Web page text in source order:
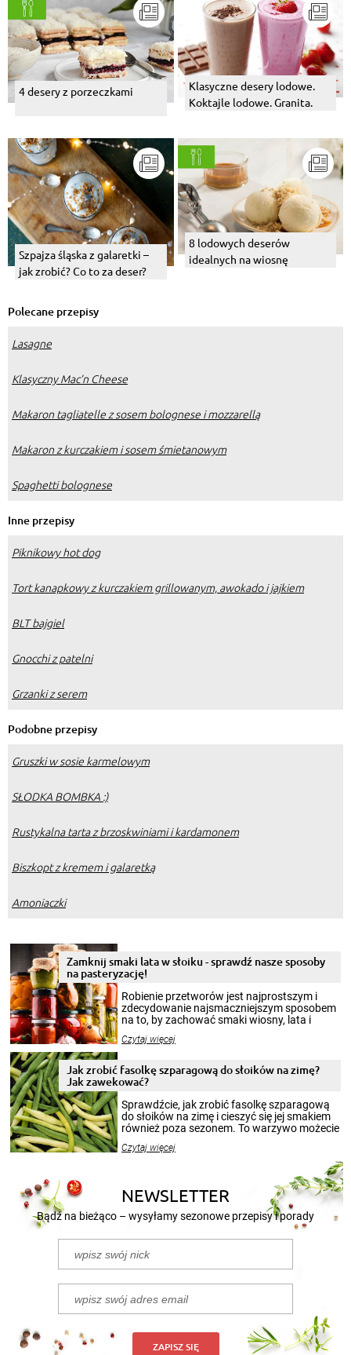
4 desery z porzeczkami
Klasyczne desery lodowe.
Koktajle lodowe. Granita.
Szpajza śląska z galaretki –
jak zrobić? Co to za deser?
8 lodowych deserów
idealnych na wiosnę
Polecane przepisy
Lasagne
Klasyczny Mac’n Cheese
Makaron tagliatelle z sosem bolognese i mozzarellą
Makaron z kurczakiem i sosem śmietanowym
Spaghetti bolognese
Inne przepisy
Piknikowy hot dog
Tort kanapkowy z kurczakiem grillowanym, awokado i jajkiem
BLT bajgiel
Gnocchi z patelni
Grzanki z serem
Podobne przepisy
Gruszki w sosie karmelowym
SŁODKA BOMBKA :)
Rustykalna tarta z brzoskwiniami i kardamonem
Biszkopt z kremem i galaretką
Amoniaczki
Zamknij smaki lata w słoiku - sprawdź nasze sposoby
na pasteryzację!
Robienie przetworów jest najprostszym i
zdecydowanie najsmaczniejszym sposobem
na to, by zachować smaki wiosny, lata i
krajobrazów, by cieszyć nimi oko w sezonie
pełni poczuć atmosferę cieplejszych
miesięcy. Przygotowanie słoików ze
patenty, które pozwolą zachować świeżość
przetworów.
Czytaj więcej
Jak zrobić fasolkę szparagową do słoików na zimę?
Jak zawekować?
Sprawdźcie, jak zrobić fasolkę szparagową
do słoików na zimę i cieszyć się jej smakiem
również poza sezonem. To warzywo możecie
nasze propozycje!
Czytaj więcej
NEWSLETTER
Bądź na bieżąco – wysyłamy sezonowe przepisy i porady
ZAPISZ SIĘ